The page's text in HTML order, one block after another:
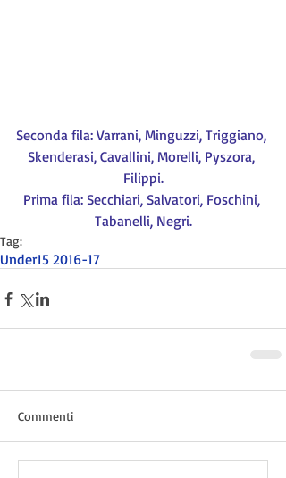
Seconda fila: Varrani, Minguzzi, Triggiano,
Skenderasi, Cavallini, Morelli, Pyszora,
Filippi.
Prima fila: Secchiari, Salvatori, Foschini,
Tabanelli, Negri.
Tag:
Under15 2016-17
Commenti